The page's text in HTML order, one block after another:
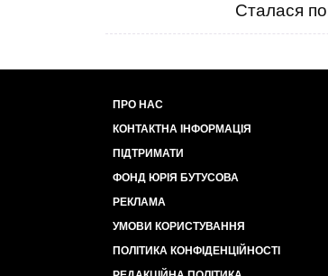
Сталася
ПРО НАС
КОНТАКТНА ІНФОРМАЦІЯ
ПІДТРИМАТИ
ФОНД ЮРІЯ БУТУСОВА
РЕКЛАМА
УМОВИ КОРИСТУВАННЯ
ПОЛІТИКА КОНФІДЕНЦІЙНОСТІ